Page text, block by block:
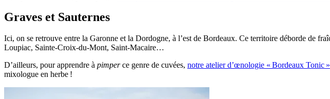
Graves et Sauternes
Ici, on se retrouve entre la Garonne et la Dordogne, à l’est de Bordeaux. Ce territoire déborde de
Loupiac, Sainte-Croix-du-Mont, Saint-Macaire…
D’ailleurs, pour apprendre à pimperce genre de cuvées, notre atelier d’œnologie « Bordeaux Tonic »
mixologue en herbe !